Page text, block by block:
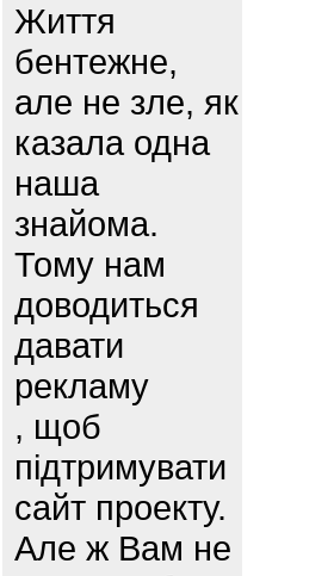
Життя
бентежне,
але не зле, як
казала одна
наша
знайома.
Тому нам
доводиться
давати
рекламу
, щоб
підтримувати
сайт проекту.
Але ж Вам не